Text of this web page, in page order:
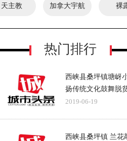
天主教
加拿大宇航 裸
热门排行
西峡县桑坪镇塘岈
扬传统文化鼓舞脱
2019-06-19
西峡县桑坪镇 兰花